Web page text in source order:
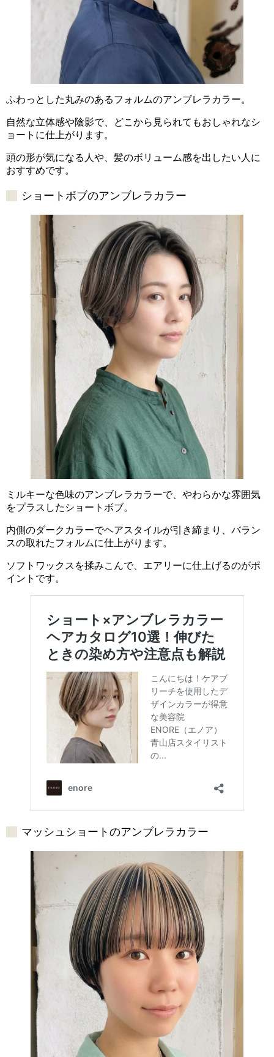
ふわっとした丸みのあるフォルムのアンブレラカラー。
自然な立体感や陰影で、どこから見られてもおしゃれなシ
ョートに仕上がります。
頭の形が気になる人や、髪のボリューム感を出したい人に
おすすめです。
ショートボブのアンブレラカラー
ミルキーな色味のアンブレラカラーで、やわらかな雰囲気
をプラスしたショートボブ。
内側のダークカラーでヘアスタイルが引き締まり、バラン
スの取れたフォルムに仕上がります。
ソフトワックスを揉みこんで、エアリーに仕上げるのがポ
イントです。
マッシュショートのアンブレラカラー